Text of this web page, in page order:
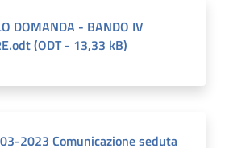
DOMANDA - BANDO IV
(ODT- 13,33 kB)
2023 Comunicazione seduta